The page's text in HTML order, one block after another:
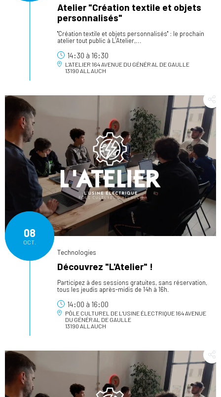
Atelier "Création textile et objets
personnalisés"
"Création textile et objets personnalisés" : le prochain
atelier tout public à L’Atelier,...
14:30 à 16:30
L'ATELIER 164 AVENUE DU GÉNÉRAL DE GAULLE
13190 ALLAUCH
08
OCT.
Technologies
Découvrez "L'Atelier" !
Participez à des sessions gratuites, sans réservation,
tous les jeudis après-midis de 14h à 16h.
14:00 à 16:00
PÔLE CULTUREL DE L'USINE ÉLECTRIQUE164 AVENUE
DU GÉNÉRAL DE GAULLE
13190 ALLAUCH